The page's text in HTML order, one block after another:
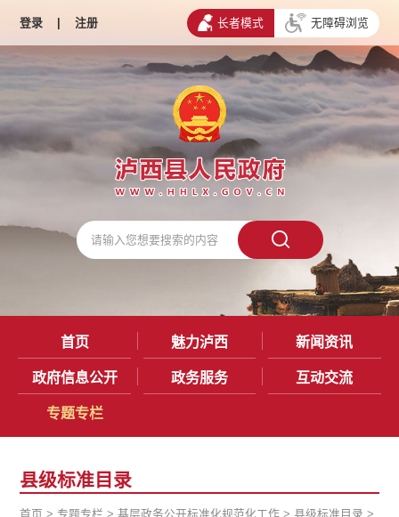
登录 | 注册 长者模式 无障碍浏览
首页 魅力泸西 新闻资讯
政府信息公开 政务服务 互动交流
专题专栏
县级标准目录
首页 >专题专栏 >基层政务公开标准化规范化工作 >县级标准目录 >